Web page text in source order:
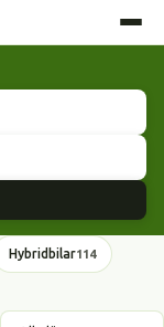
Hybridbilar114